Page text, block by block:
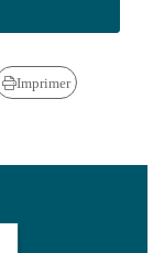
Imprimer